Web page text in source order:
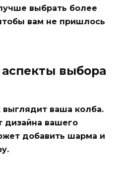
выбрать более
вам не пришлось
выбора
ваша колба.
дизайна вашего
добавить шарма и